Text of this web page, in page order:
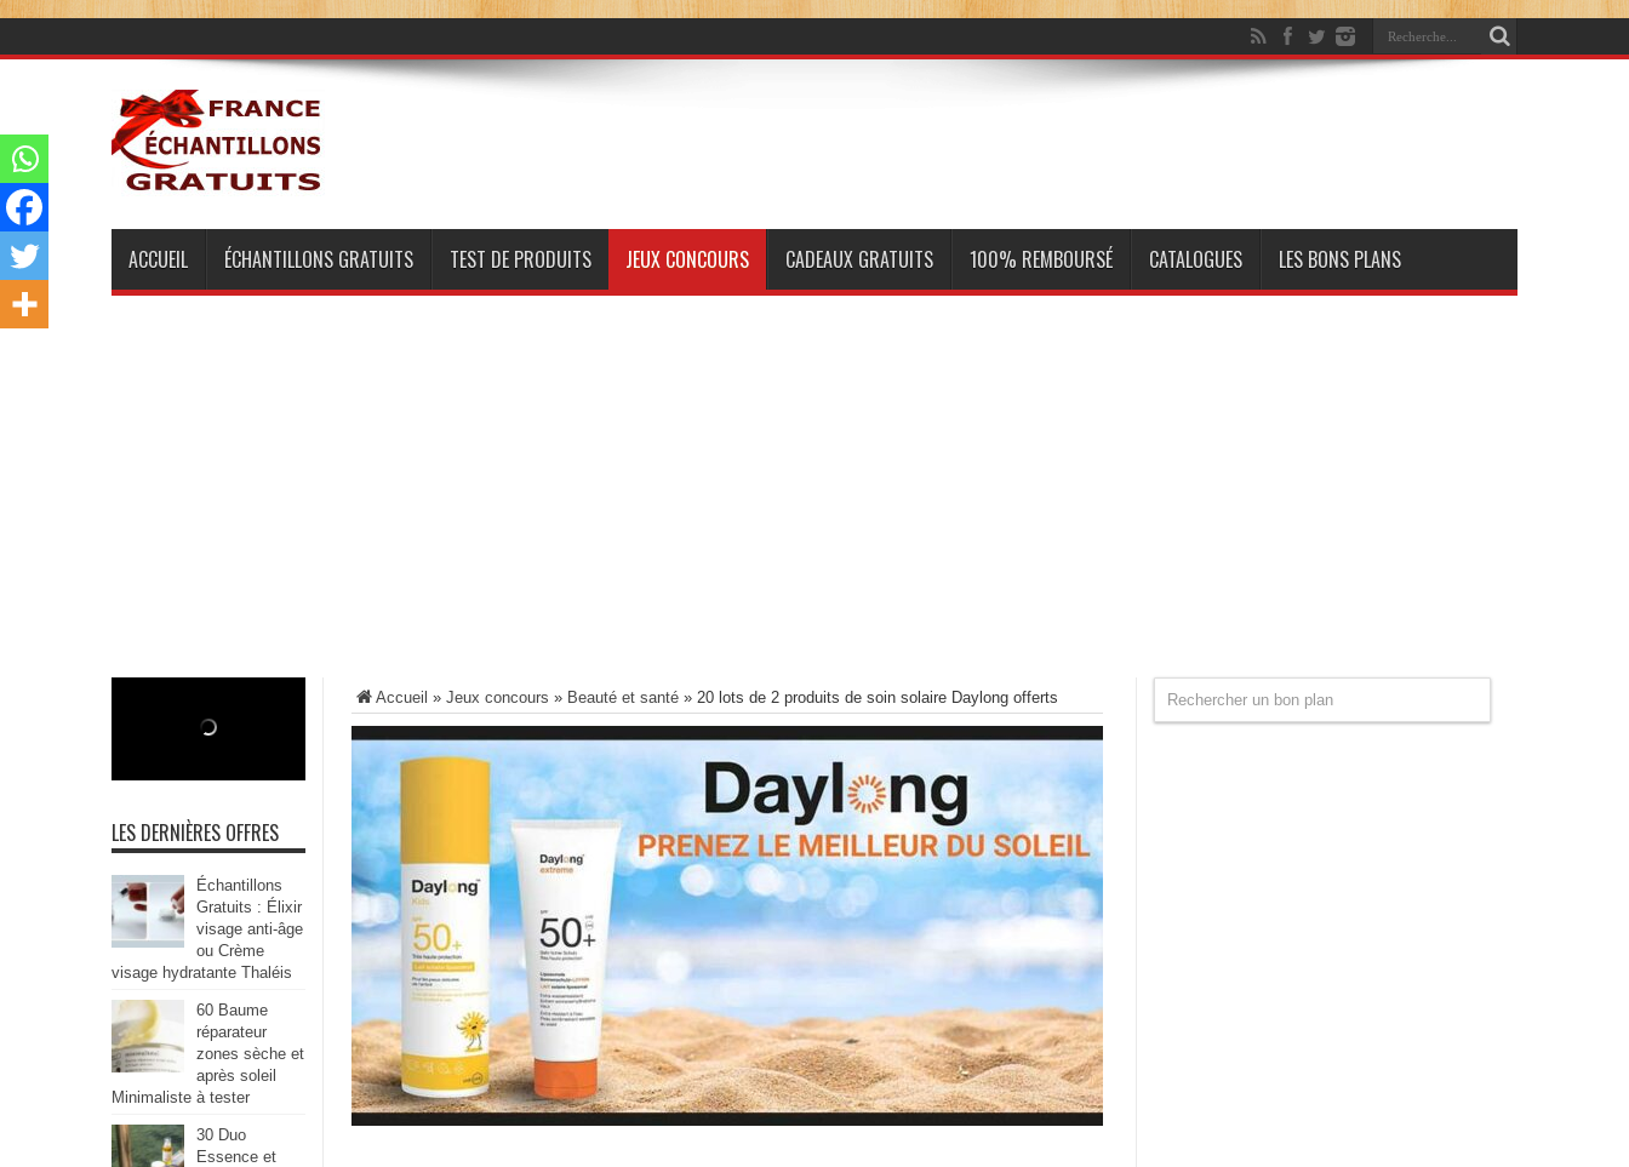
ACCUEIL ÉCHANTILLONS GRATUITS TEST DE PRODUITS JEUX CONCOURS CADEAUX GRATUITS 100% REMBOURSÉ CATALOGUES LES BONS PLANS
Accueil » Jeux concours » Beauté et santé » 20 lots de 2 produits de soin solaire Daylong offerts
LES DERNIÈRES OFFRES
Échantillons
Gratuits : Élixir
visage anti-âge
ou Crème
visage hydratante Thaléis
60 Baume
réparateur
zones sèche et
après soleil
Minimaliste à tester
30 Duo
Essence et